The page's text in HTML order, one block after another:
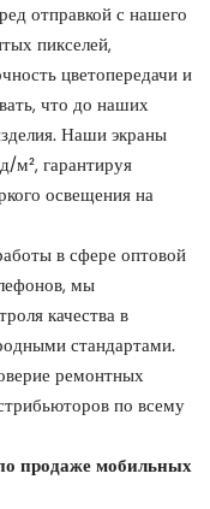
отправкой с нашего
пикселей,
цветопередачи и
что до наших
Наши экраны
м², гарантируя
освещения на
в сфере оптовой
мы
качества в
стандартами.
ремонтных
по всему
продаже мобильных